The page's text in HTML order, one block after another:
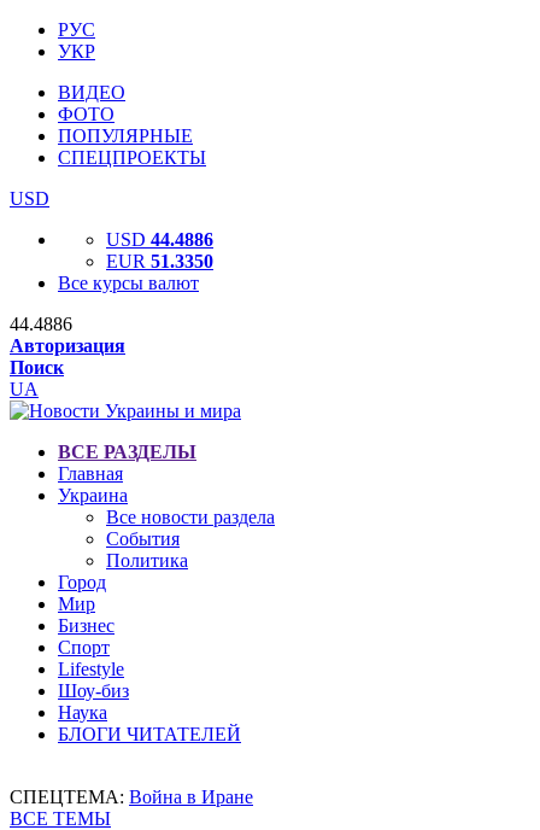
РУС
УКР
ВИДЕО
ФОТО
ПОПУЛЯРНЫЕ
СПЕЦПРОЕКТЫ
USD
USD 44.4886
EUR 51.3350
Все курсы валют
44.4886
Авторизация
Поиск
UA
ВСЕ РАЗДЕЛЫ
Главная
Украина
Все новости раздела
События
Политика
Город
Мир
Бизнес
Спорт
Lifestyle
Шоу-биз
Наука
БЛОГИ ЧИТАТЕЛЕЙ
СПЕЦТЕМА: Война в Иране
ВСЕ ТЕМЫ